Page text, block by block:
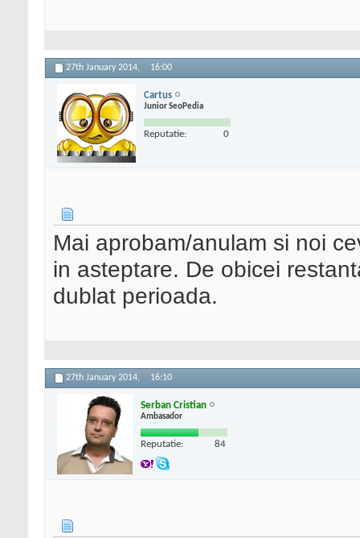
27th January 2014, 16:00
Cartus
Junior SeoPedia
Reputatie: 0
Mai aprobam/anulam si noi
in asteptare. De obicei
dublat perioada.
27th January 2014, 16:10
Serban Cristian
Ambasador
Reputatie: 84